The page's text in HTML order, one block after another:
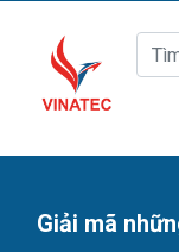
Giải mã